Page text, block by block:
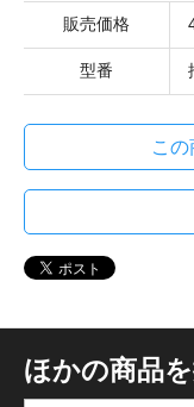
販売価格
型番
こ
ほかの商品